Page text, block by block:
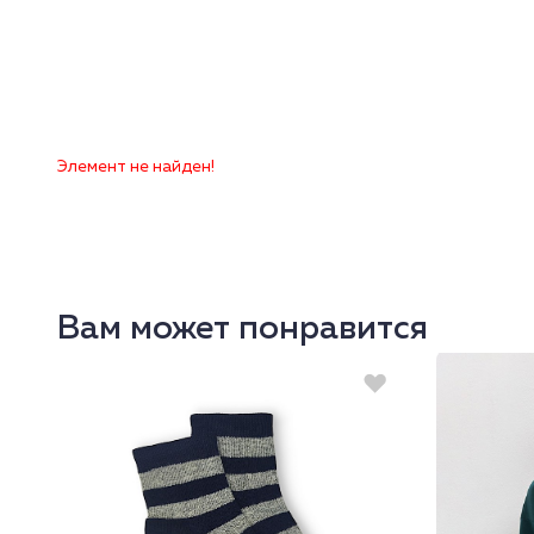
Элемент не найден!
Вам может понравится